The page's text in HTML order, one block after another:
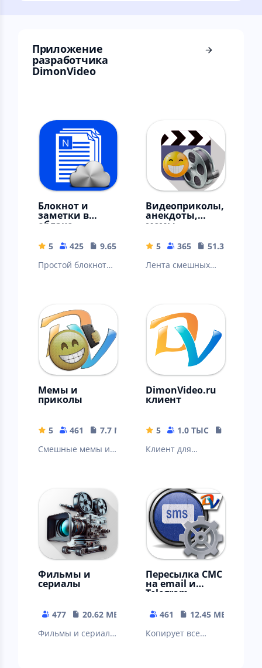
Приложение
разработчика
DimonVideo
Блокнот и
заметки в
облаке
5 425
9.65 MB
Простой блокнот
синхронизацией.
Видеоприколы,
анекдоты,
мемы
5 365
51.31 MB
Лента смешных
ежедневно
Мемы и
приколы
5 461
7.7 MB
Смешные мемы и
DimonVideo.ru
клиент
5 1.0 ТЫС
Клиент для
сайта
dimonvideo.ru
Фильмы и
сериалы
477
20.62 MB
Фильмы и сериалы
Пересылка СМС
на email и
Telegram
461
12.45 MB
Копирует все